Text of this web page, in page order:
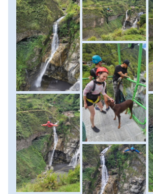
Chimborazo mászók:a cél a
magasodó óriás lába, így újra a nagy
fordulunk. Riobamba városán keresztül
autózunk, ahol a Chimborazóra
alaptáborunk vendégházai várnak.
ellátás: reggeli, vacsora.